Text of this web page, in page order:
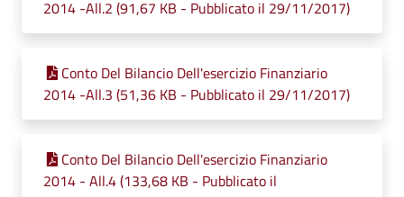
2014 -All.2 (91,67 KB - Pubblicato il 29/11/2017)
Conto Del Bilancio Dell'esercizio Finanziario
2014 -All.3 (51,36 KB - Pubblicato il 29/11/2017)
Conto Del Bilancio Dell'esercizio Finanziario
2014 - All.4 (133,68 KB - Pubblicato il